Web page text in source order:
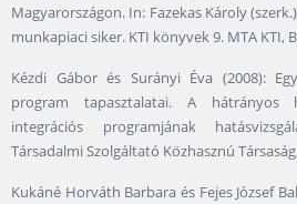
Magyarországon. In: Fazekas Károly
munkapiaci siker. KTI könyvek 9. MTA KTI,
Kézdi Gábor és Surányi Éva (2008):
program tapasztalatai. A hátrányos
integrációs programjának
Társadalmi Szolgáltató Közhasznú
Kukáné Horváth Barbara és Fejes József